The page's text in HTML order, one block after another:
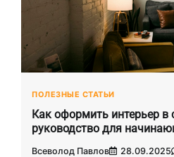
ПОЛЕЗНЫЕ СТАТЬИ
Как оформить интерьер
руководство для
Всеволод Павлов 28.09.2025